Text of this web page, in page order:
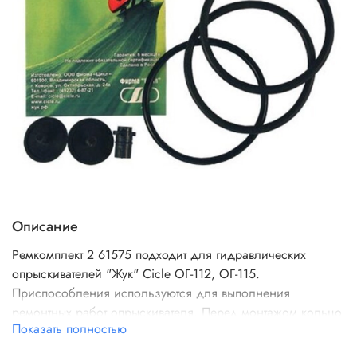
Описание
Ремкомплект 2 61575 подходит для гидравлических
опрыскивателей "Жук" Cicle ОГ-112, ОГ-115.
Приспособления используются для выполнения
ремонтных работ опрыскивателя. Перед монтажом кольцо
компрессионное необходимо смазать
Показать полностью